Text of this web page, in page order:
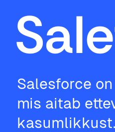
Salesforce
mis aitab
kasumlikkust.